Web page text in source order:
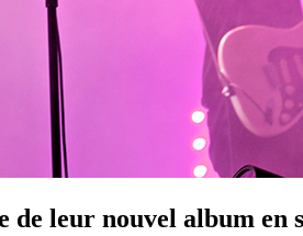
de leur nouvel album en